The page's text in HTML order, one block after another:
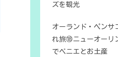
ズを観光
オーランド・ペンサ
れ旅⑱ニューオーリ
でベニエとお土産